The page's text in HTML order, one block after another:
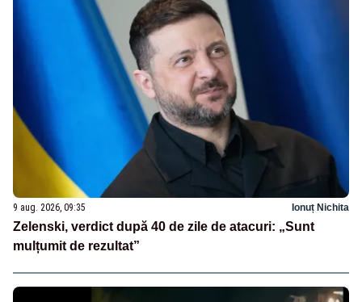
9 aug. 2026, 09:35 Ionuț Nichita
Zelenski, verdict după 40 de zile de atacuri: „Sunt
mulțumit de rezultat”